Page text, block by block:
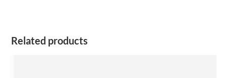
Related products